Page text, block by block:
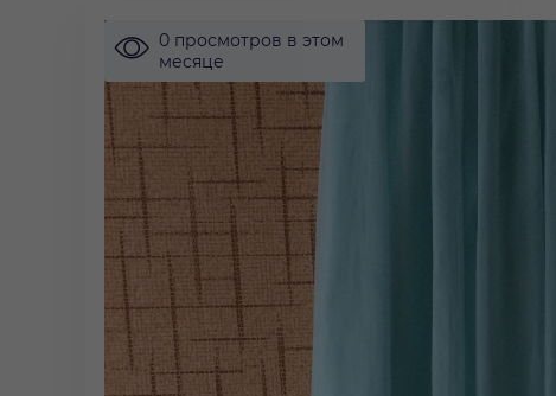
0 просмотров в этом
месяце